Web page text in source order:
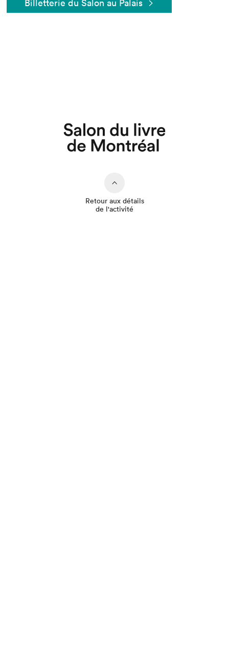
Billetterie du Salon au Palais
Retour aux détails
de l'activité